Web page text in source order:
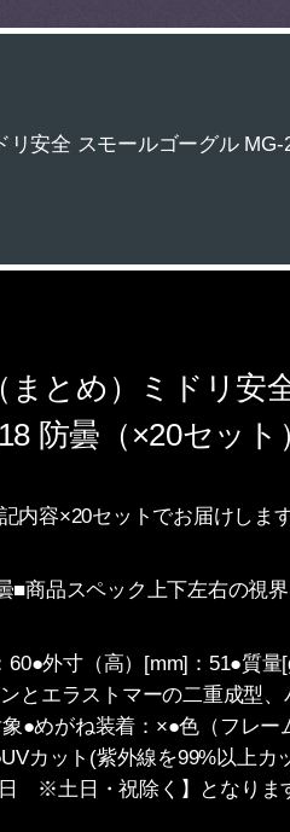
安全 スモールゴーグル MG-
（まとめ）ミドリ安
防曇（×20セット
内容×20セットでお届けします
■商品スペック上下左右の視
外寸（高）[mm]：51●質
とエラストマーの二重成型
●めがね装着：×●色（フレ
カット(紫外線を99%以上
※土日・祝除く】となりま